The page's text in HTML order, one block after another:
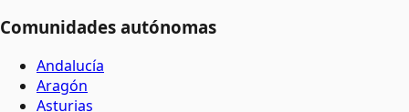
Comunidades autónomas
Andalucía
Aragón
Asturias